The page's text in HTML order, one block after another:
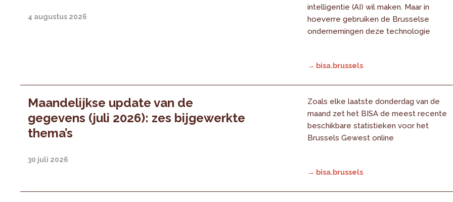
4 augustus 2026
intelligentie (AI) wil maken. Maar in
hoeverre gebruiken de Brusselse
ondernemingen deze technologie
→ bisa.brussels
Maandelijkse update van de
gegevens (juli 2026): zes bijgewerkte
thema’s
30 juli 2026
Zoals elke laatste donderdag van de
maand zet het BISA de meest recente
beschikbare statistieken voor het
Brussels Gewest online
→ bisa.brussels